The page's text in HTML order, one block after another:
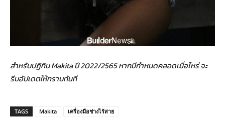
สำหรับปฏิทิน Makita ปี 2022/2565 หากมีกำหนดคลอดเมื่อไหร่ จะ
รีบอัปเดตให้ทราบทันที
TAGS Makita เครื่องมือช่างไร้สาย